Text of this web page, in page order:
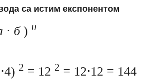
са истим експонентом
⋅ б) н
2 = 12 2 = 12⋅12 = 144